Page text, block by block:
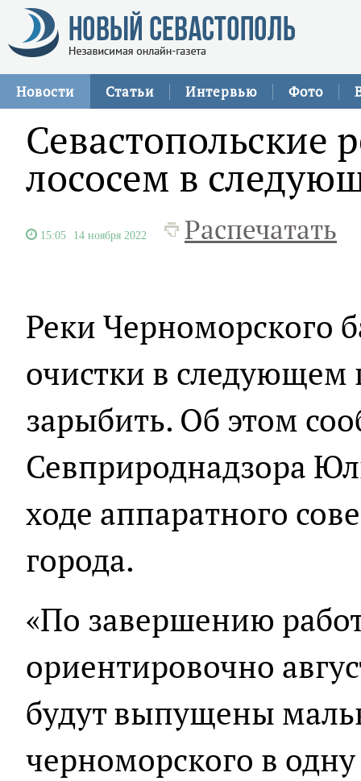
Новости Статьи Интервью Фото
Севастопольские
лососем в
15:05 14 ноября 2022 Распечатать
Реки Черноморского
очистки в следующем
зарыбить. Об этом
Севприроднадзора
ходе аппаратного
города.
«По завершению
ориентировочно
будут выпущены
черноморского в